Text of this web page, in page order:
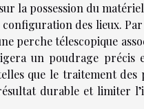
la possession du
des lieux.
perche télescopique
un poudrage précis
que le traitement des
durable et limiter